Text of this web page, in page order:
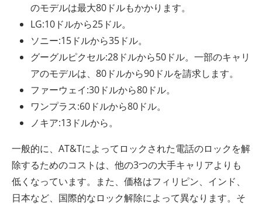
のモデルは最大80ドルもかかります。
LG:10ドルから25ドル。
ソニー:15ドルから35ドル。
グーグルピクセル:28ドルから50ドル。一部のキャリ
アのモデルは、80ドルから90ドルを請求します。
ファーウェイ:30ドルから80ドル。
ワンプラス:60ドルから80ドル。
ノキア:13ドルから。
一般的に、AT&Tによってロックされた電話のロックを解
除するためのコストは、他の3つの大手キャリアよりも
低くなっています。また、価格はフィリピン、インド、
日本など、国際的なロック解除によって異なります。そ